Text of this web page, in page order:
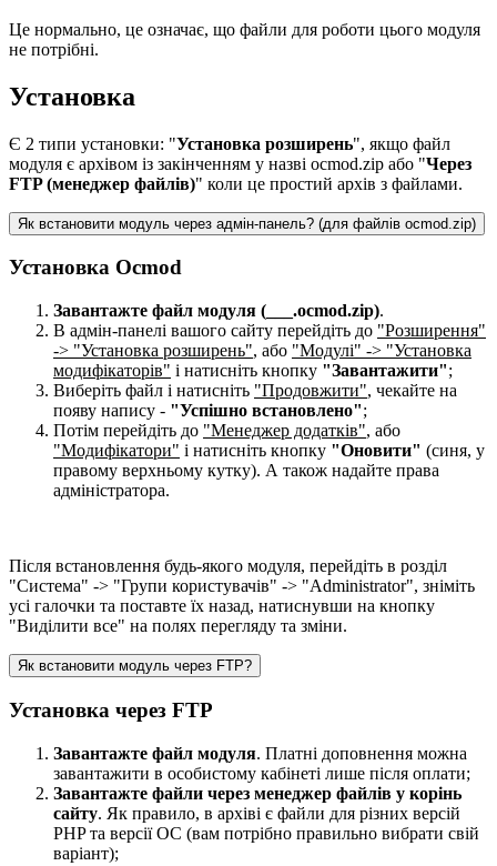
Це нормально, це означає, що файли для роботи цього модуля
не потрібні.
Установка
Є 2 типи установки: "Установка розширень", якщо файл
модуля є архівом із закінченням у назві ocmod.zip або "Через
FTP (менеджер файлів)" коли це простий архів з файлами.
Як встановити модуль через адмін-панель? (для файлів ocmod.zip)
Установка Ocmod
Завантажте файл модуля (___.ocmod.zip).
В адмін-панелі вашого сайту перейдіть до "Розширення"
-> "Установка розширень", або "Модулі" -> "Установка
модифікаторів" і натисніть кнопку "Завантажити";
Виберіть файл і натисніть "Продовжити", чекайте на
появу напису - "Успішно встановлено";
Потім перейдіть до "Менеджер додатків", або
"Модифікатори" і натисніть кнопку "Оновити" (синя, у
правому верхньому кутку). А також надайте права
адміністратора.
Після встановлення будь-якого модуля, перейдіть в розділ
"Система" -> "Групи користувачів" -> "Administrator", зніміть
усі галочки та поставте їх назад, натиснувши на кнопку
"Виділити все" на полях перегляду та зміни.
Як встановити модуль через FTP?
Установка через FTP
Завантажте файл модуля. Платні доповнення можна
завантажити в особистому кабінеті лише після оплати;
Завантажте файли через менеджер файлів у корінь
сайту. Як правило, в архіві є файли для різних версій
PHP та версії OC (вам потрібно правильно вибрати свій
варіант);